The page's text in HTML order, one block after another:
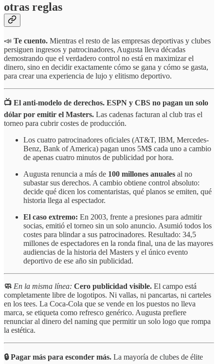
otras reglas
📣 Te cuento. Mientras el resto de las empresas deportivas y clubes
persiguen ingresos y patrocinadores, Augusta lleva décadas
demostrando que el verdadero control no está en maximizar el
dinero, sino en decidir exactamente cómo se gana y cómo se gasta,
para crear una experiencia de lujo y elitismo deportivo.
📺 El anti-modelo de derechos. ESPN y CBS no pagan un solo
dólar por emitir el Masters. Las cadenas facturan al club tras el
torneo para cubrir costes de producción.
Los cuatro patrocinadores oficiales (AT&T, IBM, Mercedes-
Benz, Bank of America) pagan unos 5M$ cada uno a cambio
de apenas cuatro minutos de publicidad por hora.
Augusta renuncia a más de 100 millones anuales al no
subastar sus derechos. A cambio obtiene control absoluto:
decide qué dicen los comentaristas, qué planos se emiten, qué
historia llega al espectador.
El caso extremo: En 2003, frente a presiones para admitir
socias, emitió el torneo sin un solo anuncio. Asumió todos los
costes para blindar a sus patrocinadores. Resultado: 34,5
millones de espectadores en la ronda final, una de las mayores
audiencias de la historia del Masters y el único evento
deportivo de ese año sin publicidad.
🧼 En la misma línea: Cero publicidad visible. El campo está
completamente libre de logotipos. Ni vallas, ni pancartas, ni carteles
en los tees. La Coca-Cola que se vende en los puestos no lleva
marca, se etiqueta como refresco genérico. Augusta prefiere
renunciar al dinero del naming que permitir un solo logo que rompa
la estética.
🔒 Pagar más para esconder más. La mayoría de clubes de élite